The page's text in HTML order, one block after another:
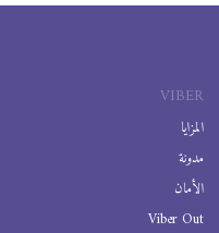
VIBER
المزايا
مدونة
الأمان
Viber Out